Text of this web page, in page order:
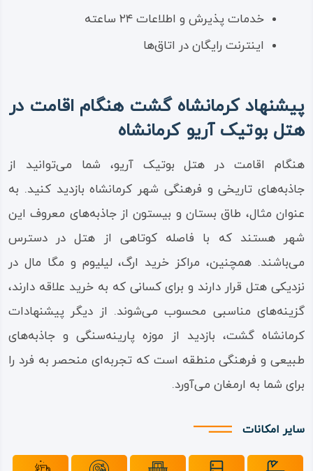
خدمات پذیرش و اطلاعات ۲۴ ساعته
اینترنت رایگان در اتاق‌ها
پیشنهاد کرمانشاه گشت هنگام اقامت در
هتل بوتیک آریو کرمانشاه
هنگام اقامت در هتل بوتیک آریو، شما می‌توانید از
جاذبه‌های تاریخی و فرهنگی شهر کرمانشاه بازدید کنید. به
عنوان مثال، طاق بستان و بیستون از جاذبه‌های معروف این
شهر هستند که با فاصله کوتاهی از هتل در دسترس
می‌باشند. همچنین، مراکز خرید ارگ، لیلیوم و مگا مال در
نزدیکی هتل قرار دارند و برای کسانی که به خرید علاقه دارند،
گزینه‌های مناسبی محسوب می‌شوند. از دیگر پیشنهادات
کرمانشاه گشت، بازدید از موزه پارینه‌سنگی و جاذبه‌های
طبیعی و فرهنگی منطقه است که تجربه‌ای منحصر به فرد را
برای شما به ارمغان می‌آورد.
سایر امکانات